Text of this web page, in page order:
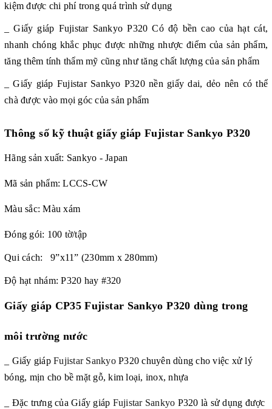
kiệm được chi phí trong quá trình sử dụng
_ Giấy giáp Fujistar Sankyo P320Có độ bền cao của hạt cát,
nhanh chóng khắc phục được những nhược điểm của sản phẩm,
tăng thêm tính thẩm mỹ cũng như tăng chất lượng của sản phẩm
_ Giấy giáp Fujistar Sankyo P320nền giấy dai, dẻo nên có thể
chà được vào mọi góc của sản phẩm
Thông số kỹ thuật giấy giáp Fujistar Sankyo P320
Hãng sản xuất: Sankyo - Japan
Mã sản phẩm:LCCS-CW
Màu sắc: Màu xám
Đóng gói: 100 tờ/tập
Qui cách: 9”x11” (230mm x 280mm)
Độ hạt nhám: P320 hay #320
Giấy giáp CP35 Fujistar Sankyo P320 dùng trong
môi trường nước
_ Giấy giáp Fujistar Sankyo P320 chuyên dùng cho việc xử lý
bóng, mịn cho bề mặt gỗ, kim loại, inox, nhựa
_ Đặc trưng của Giấy giáp Fujistar Sankyo P320 là sử dụng được